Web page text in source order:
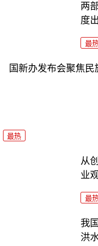
两
度
最
国新办发布会聚焦
最热
从
业
最
我
洪